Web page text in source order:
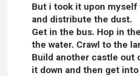
But i took it upon
and distribute the dust.
Get in the bus. Hop in
the water. Crawl to the
Build another castle out
it down and then get